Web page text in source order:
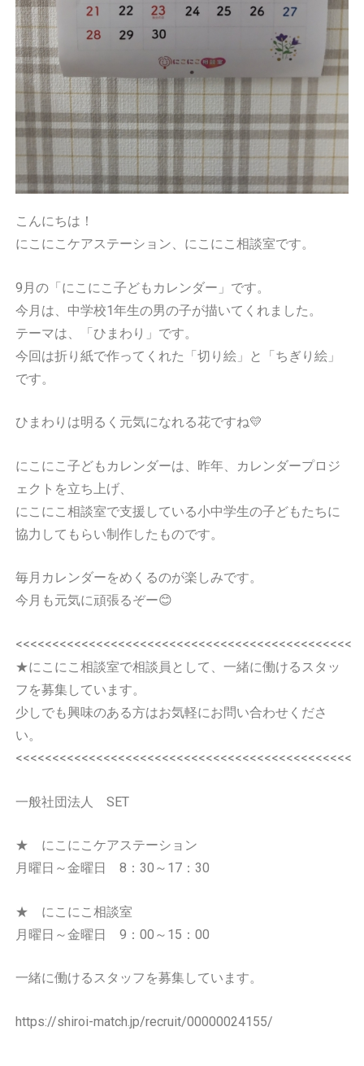
こんにちは！
にこにこケアステーション、にこにこ相談室です。
9月の「にこにこ子どもカレンダー」です。
今月は、中学校1年生の男の子が描いてくれました。
テーマは、「ひまわり」です。
今回は折り紙で作ってくれた「切り絵」と「ちぎり絵」
です。
ひまわりは明るく元気になれる花ですね💛
にこにこ子どもカレンダーは、昨年、カレンダープロジ
ェクトを立ち上げ、
にこにこ相談室で支援している小中学生の子どもたちに
協力してもらい制作したものです。
毎月カレンダーをめくるのが楽しみです。
今月も元気に頑張るぞー😊
<<<<<<<<<<<<<<<<<<<<<<<<<<<<<<<<<<<<<<<<<<<<<<
★にこにこ相談室で相談員として、一緒に働けるスタッ
フを募集しています。
少しでも興味のある方はお気軽にお問い合わせくださ
い。
<<<<<<<<<<<<<<<<<<<<<<<<<<<<<<<<<<<<<<<<<<<<<<
一般社団法人 SET
★ にこにこケアステーション
月曜日～金曜日 8：30～17：30
★ にこにこ相談室
月曜日～金曜日 9：00～15：00
一緒に働けるスタッフを募集しています。
https://shiroi-match.jp/recruit/00000024155/